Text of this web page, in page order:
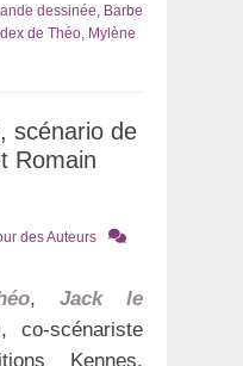
dessinée, Barbe
de Théo, Mylène
scénario de
Romain
des Auteurs
, Jack le
, co-scénariste
Kennes,